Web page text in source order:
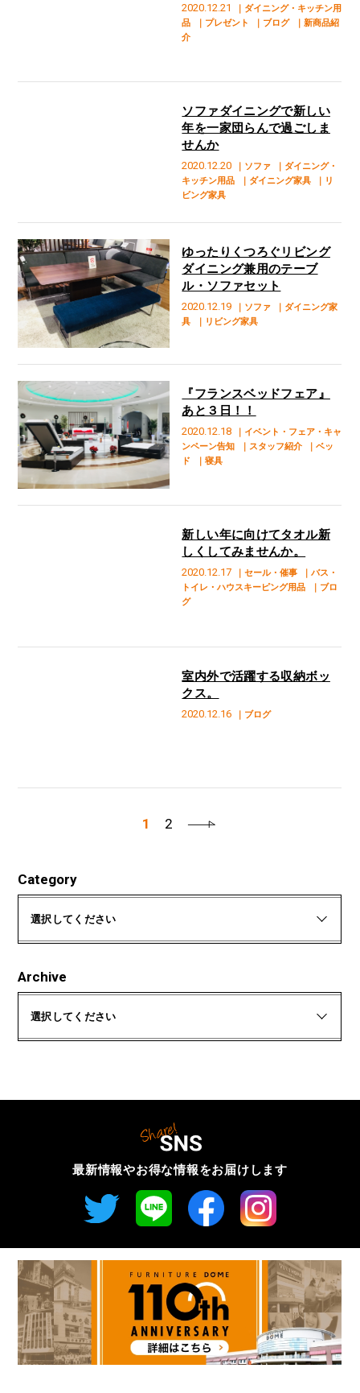
2020.12.21
｜ダイニング・キッチン用
品
｜プレゼント ｜ブログ
｜新商品紹
介
2020.12.20 ｜ソファ
｜ダイニング・
キッチン用品
｜ダイニング家具
｜リ
ビング家具
ソファダイニングで新しい
年を一家団らんで過ごしま
せんか
2020.12.19 ｜ソファ
｜ダイニング家
具
｜リビング家具
ゆったりくつろぐリビング
ダイニング兼用のテーブ
ル・ソファセット
2020.12.18
｜イベント・フェア・キャ
ンペーン告知
｜スタッフ紹介
｜ベッ
ド
｜寝具
『フランスベッドフェア』
あと３日！！
2020.12.17 ｜セール・催事
｜バス・
トイレ・ハウスキーピング用品
｜ブロ
グ
新しい年に向けてタオル新
しくしてみませんか。
2020.12.16 ｜ブログ
室内外で活躍する収納ボッ
クス。
1 2
Category
選択してください
Archive
選択してください
最新情報やお得な情報をお届けします